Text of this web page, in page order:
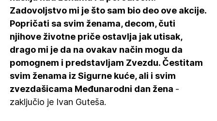
Zadovoljstvo mi je što sam bio deo ove akcije.
Popričati sa svim ženama, decom, čuti
njihove životne priče ostavlja jak utisak,
drago mi je da na ovakav način mogu da
pomognem i predstavljam Zvezdu. Čestitam
svim ženama iz Sigurne kuće, ali i svim
zvezdašicama Međunarodni dan žena -
zaključio je Ivan Guteša.